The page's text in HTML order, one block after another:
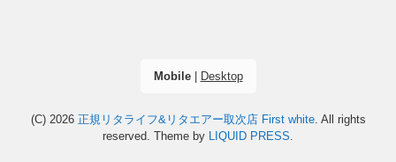
Mobile| Desktop
(C) 2026 正規リタライフ&リタエアー取次店 First white. All rights
reserved. Theme by LIQUID PRESS.